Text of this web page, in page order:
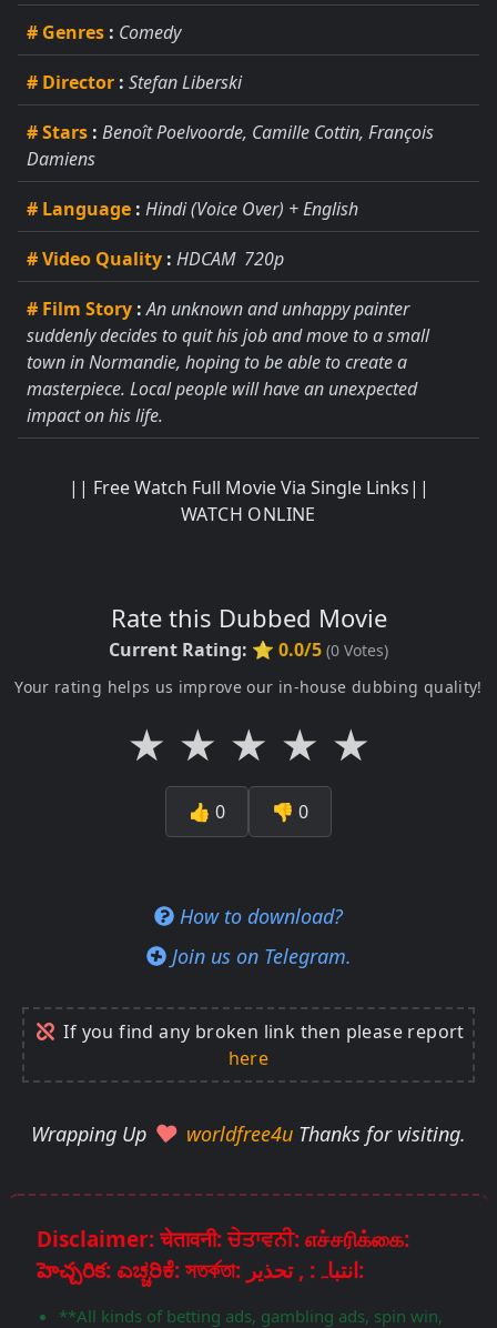
# Genres : Comedy
# Director : Stefan Liberski
# Stars : Benoît Poelvoorde, Camille Cottin, François
Damiens
# Language : Hindi (Voice Over) + English
# Video Quality : HDCAM 720p
# Film Story : An unknown and unhappy painter
suddenly decides to quit his job and move to a small
town in Normandie, hoping to be able to create a
masterpiece. Local people will have an unexpected
impact on his life.
|| Free Watch Full Movie Via Single Links||
WATCH ONLINE
Rate this Dubbed Movie
Current Rating: ⭐ 0.0/5 (0 Votes)
Your rating helps us improve our in-house dubbing quality!
★ ★ ★ ★ ★
👍 0 👎 0
How to download?
Join us on Telegram.
If you find any broken link then please report
here
Wrapping Up worldfree4u Thanks for visiting.
Disclaimer: चेतावनी: ਚੇਤਾਵਨੀ: எச்சரிக்கை:
హెచ్చరిక: ಎಚ್ಚರಿಕೆ: সতর্কতা: انتباہ: , تحذير:
**All kinds of betting ads, gambling ads, spin win,